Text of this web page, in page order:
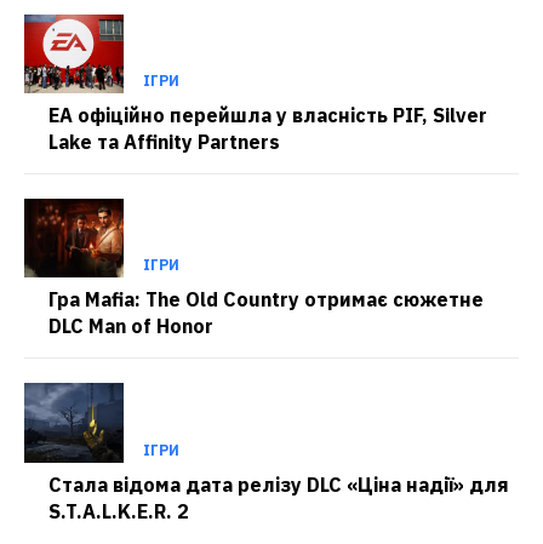
ІГРИ
EA офіційно перейшла у власність PIF, Silver
Lake та Affinity Partners
ІГРИ
Гра Mafia: The Old Country отримає сюжетне
DLC Man of Honor
ІГРИ
Стала відома дата релізу DLC «Ціна надії» для
S.T.A.L.K.E.R. 2